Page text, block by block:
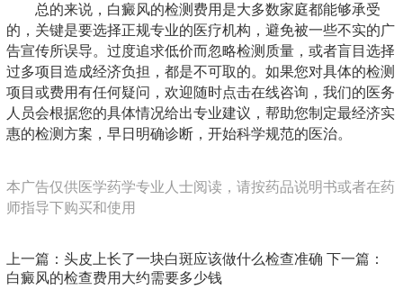
总的来说，白癜风的检测费用是大多数家庭都能够承受
的，关键是要选择正规专业的医疗机构，避免被一些不实的广
告宣传所误导。过度追求低价而忽略检测质量，或者盲目选择
过多项目造成经济负担，都是不可取的。如果您对具体的检测
项目或费用有任何疑问，欢迎随时点击在线咨询，我们的医务
人员会根据您的具体情况给出专业建议，帮助您制定最经济实
惠的检测方案，早日明确诊断，开始科学规范的医治。
本广告仅供医学药学专业人士阅读，请按药品说明书或者在药
师指导下购买和使用
上一篇： 头皮上长了一块白斑应该做什么检查准确 下一篇：
白癜风的检查费用大约需要多少钱